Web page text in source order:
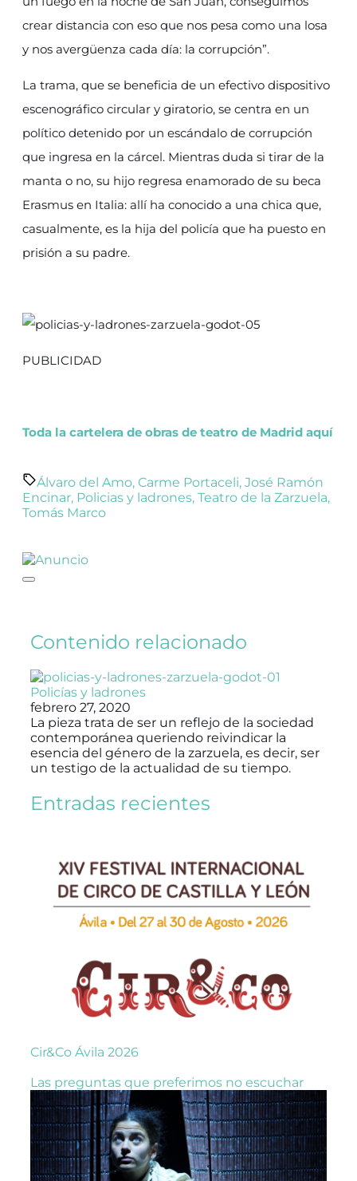
crear distancia con eso que nos pesa como una losa
y nos avergüenza cada día: la corrupción”.
La trama, que se beneficia de un efectivo dispositivo
escenográfico circular y giratorio, se centra en un
político detenido por un escándalo de corrupción
que ingresa en la cárcel. Mientras duda si tirar de la
manta o no, su hijo regresa enamorado de su beca
Erasmus en Italia: allí ha conocido a una chica que,
casualmente, es la hija del policía que ha puesto en
prisión a su padre.
PUBLICIDAD
Toda la cartelera de obras de teatro de Madrid aquí
Álvaro del Amo, Carme Portaceli, José Ramón
Encinar, Policias y ladrones, Teatro de la Zarzuela,
Tomás Marco
Contenido relacionado
Policías y ladrones
febrero 27, 2020
La pieza trata de ser un reflejo de la sociedad
contemporánea queriendo reivindicar la
esencia del género de la zarzuela, es decir, ser
un testigo de la actualidad de su tiempo.
Entradas recientes
Cir&Co Ávila 2026
Las preguntas que preferimos no escuchar